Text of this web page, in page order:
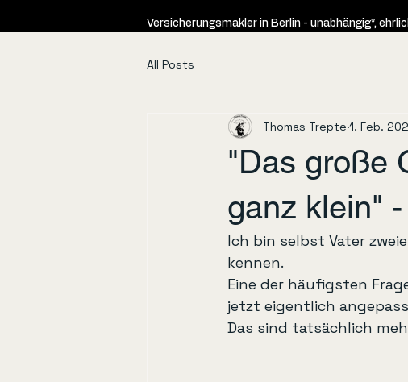
Versicherungsmakler in Berlin - unabhängig*,
All Posts
"Das große
ganz klein"
Thomas Trepte 1. Feb.
Ich bin selbst Vater
kennen.
Eine der häufigsten
jetzt eigentlich
Das sind tatsächlich